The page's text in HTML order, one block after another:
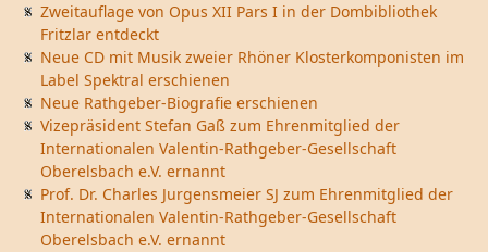
Zweitauflage von Opus XII Pars I in der Dombibliothek
Fritzlar entdeckt
Neue CD mit Musik zweier Rhöner Klosterkomponisten im
Label Spektral erschienen
Neue Rathgeber-Biografie erschienen
Vizepräsident Stefan Gaß zum Ehrenmitglied der
Internationalen Valentin-Rathgeber-Gesellschaft
Oberelsbach e.V. ernannt
Prof. Dr. Charles Jurgensmeier SJ zum Ehrenmitglied der
Internationalen Valentin-Rathgeber-Gesellschaft
Oberelsbach e.V. ernannt